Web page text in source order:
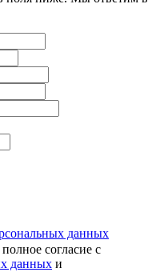
данных
согласие с
данных и